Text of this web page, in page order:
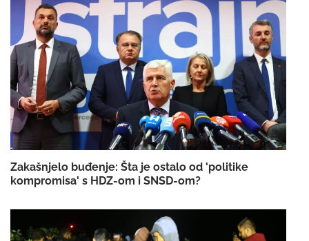
Zakašnjelo buđenje: Šta je ostalo od 'politike
kompromisa' s HDZ-om i SNSD-om?